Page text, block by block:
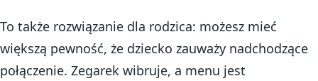
To także rozwiązanie dla rodzica: możesz mieć
większą pewność, że dziecko zauważy nadchodzące
połączenie. Zegarek wibruje, a menu jest